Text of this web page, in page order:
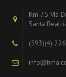
Km 7.5 Vía
Santa
(593)(4)